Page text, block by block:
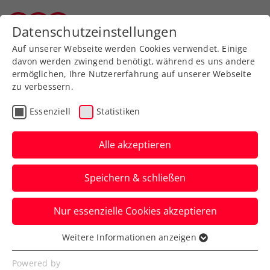
Zurück zur Newsübersicht
ATP
French Open:
Sensationeller Misolic
erkämpft sich Duell mit
Djokovic
Österreichs Nummer zwei biegt Denis
Shapovalov und steht erstmals in der
dritten Runde eines Grand Slams.
Datenschutzeinstellungen
Auf unserer Webseite werden Cookies verwendet. Einige
davon werden zwingend benötigt, während es uns andere
ermöglichen, Ihre Nutzererfahrung auf unserer Webseite
zu verbessern.
Essenziell Statistiken
Alle akzeptieren
Speichern & schließen
Nur essenzielle Cookies akzeptieren
Essenziell
Essenzielle Cookies werden für grundlegende
Weitere Informationen anzeigen
Powered by